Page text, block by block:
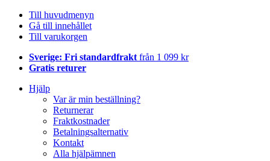
Till huvudmenyn
Gå till innehållet
Till varukorgen
Sverige: Fri standardfrakt från 1 099 kr
Gratis returer
Hjälp
Var är min beställning?
Returnerar
Fraktkostnader
Betalningsalternativ
Kontakt
Alla hjälpämnen